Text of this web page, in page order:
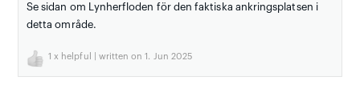
Se sidan om Lynherfloden för den faktiska ankringsplatsen i
detta område.
1 x helpful | written on 1. Jun 2025